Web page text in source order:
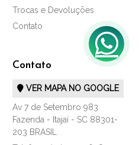
Trocas e Devoluções
Contato
Contato
VER MAPA NO GOOGLE
Av 7 de Setembro 983
Fazenda - Itajaí - SC 88301-
203 BRASIL